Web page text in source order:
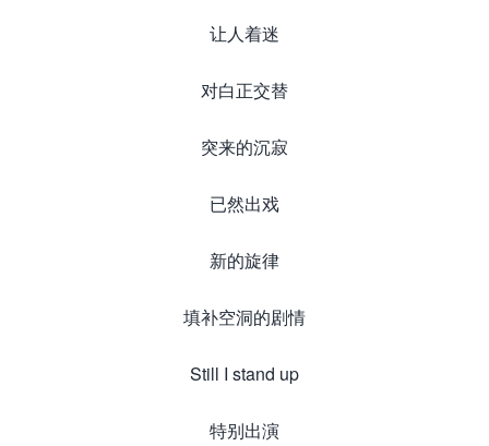
让人着迷
对白正交替
突来的沉寂
已然出戏
新的旋律
填补空洞的剧情
Still I stand up
特别出演